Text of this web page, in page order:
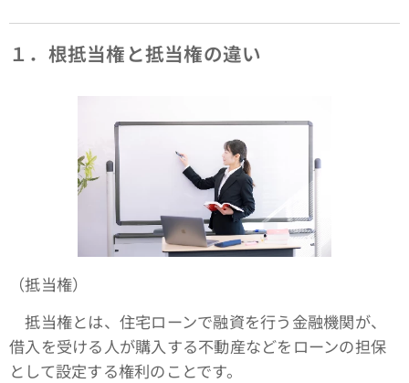
１．根抵当権と抵当権の違い
（抵当権）
抵当権とは、住宅ローンで融資を行う金融機関が、
借入を受ける人が購入する不動産などをローンの担保
として設定する権利のことです。